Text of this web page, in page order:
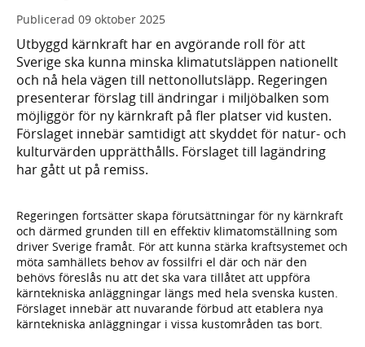
Publicerad 09 oktober 2025
Utbyggd kärnkraft har en avgörande roll för att
Sverige ska kunna minska klimatutsläppen nationellt
och nå hela vägen till nettonollutsläpp. Regeringen
presenterar förslag till ändringar i miljöbalken som
möjliggör för ny kärnkraft på fler platser vid kusten.
Förslaget innebär samtidigt att skyddet för natur- och
kulturvärden upprätthålls. Förslaget till lagändring
har gått ut på remiss.
Regeringen fortsätter skapa förutsättningar för ny kärnkraft
och därmed grunden till en effektiv klimatomställning som
driver Sverige framåt. För att kunna stärka kraftsystemet och
möta samhällets behov av fossilfri el där och när den
behövs föreslås nu att det ska vara tillåtet att uppföra
kärntekniska anläggningar längs med hela svenska kusten.
Förslaget innebär att nuvarande förbud att etablera nya
kärntekniska anläggningar i vissa kustområden tas bort.